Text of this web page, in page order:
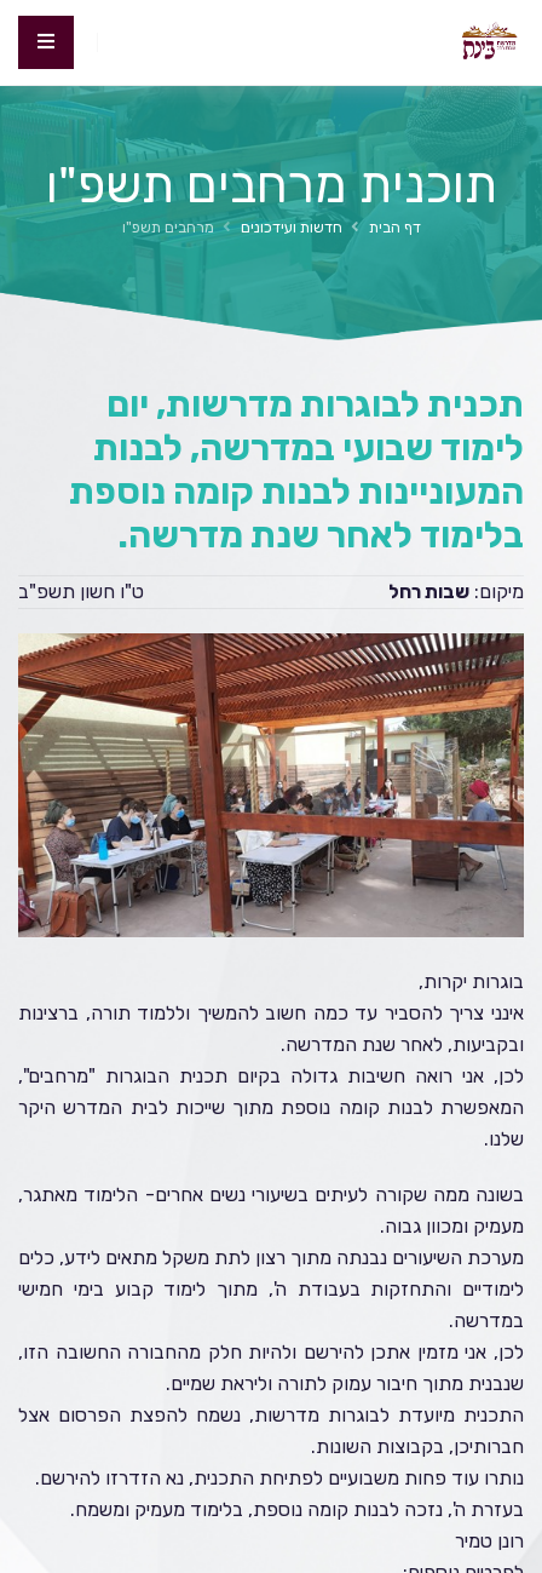
תוכנית מרחבים תשפ"ו
דף הבית חדשות ועידכונים מרחבים תשפ"ו
תכנית לבוגרות מדרשות, יום
לימוד שבועי במדרשה, לבנות
המעוניינות לבנות קומה נוספת
בלימוד לאחר שנת מדרשה.
מיקום: שבות רחל ט"ו חשון תשפ"ב
בוגרות יקרות,
אינני צריך להסביר עד כמה חשוב להמשיך וללמוד תורה, ברצינות
ובקביעות, לאחר שנת המדרשה.
לכן, אני רואה חשיבות גדולה בקיום תכנית הבוגרות "מרחבים",
המאפשרת לבנות קומה נוספת מתוך שייכות לבית המדרש היקר
שלנו.
בשונה ממה שקורה לעיתים בשיעורי נשים אחרים- הלימוד מאתגר,
מעמיק ומכוון גבוה.
מערכת השיעורים נבנתה מתוך רצון לתת משקל מתאים לידע, כלים
לימודיים והתחזקות בעבודת ה', מתוך לימוד קבוע בימי חמישי
במדרשה.
לכן, אני מזמין אתכן להירשם ולהיות חלק מהחבורה החשובה הזו,
שנבנית מתוך חיבור עמוק לתורה וליראת שמיים.
התכנית מיועדת לבוגרות מדרשות, נשמח להפצת הפרסום אצל
חברותיכן, בקבוצות השונות.
נותרו עוד פחות משבועיים לפתיחת התכנית, נא הזדרזו להירשם.
בעזרת ה', נזכה לבנות קומה נוספת, בלימוד מעמיק ומשמח.
רונן טמיר